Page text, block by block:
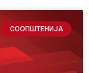
СООПШТЕНИЈА